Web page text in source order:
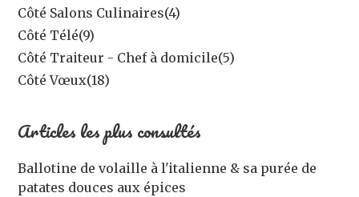
Côté Salons Culinaires(4)
Côté Télé(9)
Côté Traiteur - Chef à domicile(5)
Côté Vœux(18)
Articles les plus consultés
Ballotine de volaille à l'italienne & sa purée de
patates douces aux épices